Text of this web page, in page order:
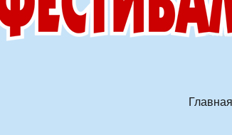
Главная